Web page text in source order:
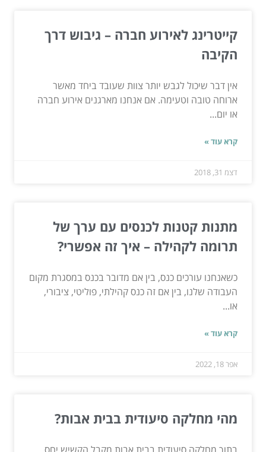
קייטרינג לאירוע חברה – גיבוש דרך
הקיבה
אין דבר שיכול לגבש יותר צוות שעובד ביחד מאשר
ארוחה טובה וטעימה. אם אנחנו מארגנים אירוע חברה
או יום...
קרא עוד »
דצמ 31, 2018
מתנות קטנות לכנסים עם ערך של
תרומה לקהילה – איך זה אפשרי?
כשאנחנו עורכים כנס, בין אם מדובר בכנס במסגרת מקום
העבודה שלנו, בין אם זה כנס קהילתי, פוליטי, ציבורי,
או...
קרא עוד »
אפר 18, 2022
מהי מחלקה סיעודית בבית אבות?